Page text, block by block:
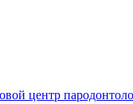
центр